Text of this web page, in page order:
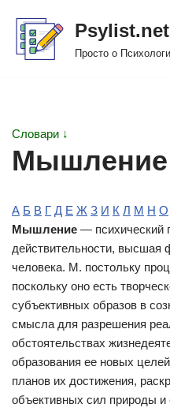
Перейти
Psylist.net
Просто о
Словари ↓
Мышление
А Б В Г Д Е Ж З И К Л М Н О
Мышление — психический
действительности, высшая
человека. М. постольку
поскольку оно есть
субъективных образов в
смысла для разрешения
обстоятельствах
образования ее новых
планов их достижения,
объективных сил природы и